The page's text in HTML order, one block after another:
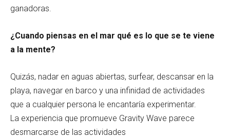
ganadoras.
¿Cuando piensas en el mar qué es lo que se te viene
a la mente?
Quizás, nadar en aguas abiertas, surfear, descansar en la
playa, navegar en barco y una infinidad de actividades
que a cualquier persona le encantaría experimentar.
La experiencia que promueve Gravity Wave parece
desmarcarse de las actividades